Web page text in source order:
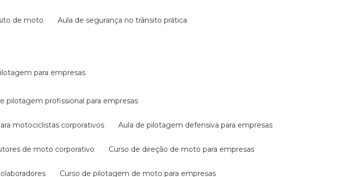
de moto aula de segurança no trânsito prática
para empresas
pilotagem profissional para empresas
motociclistas corporativos aula de pilotagem defensiva para empresas
de moto corporativo curso de direção de moto para empresas
curso de pilotagem de moto para empresas